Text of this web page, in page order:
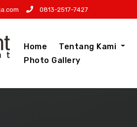
0813-2517-7427
Home Tentang Kami
Photo Gallery